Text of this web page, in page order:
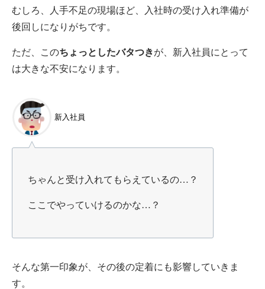
むしろ、人手不足の現場ほど、入社時の受け入れ準備が
後回しになりがちです。
ただ、このちょっとしたバタつきが、新入社員にとって
は大きな不安になります。
新入社員
ちゃんと受け入れてもらえているの…？
ここでやっていけるのかな…？
そんな第一印象が、その後の定着にも影響していきま
す。